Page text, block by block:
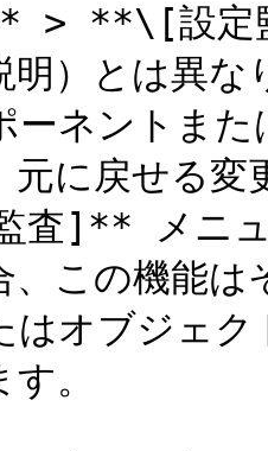
**\[設定監
明）とは異
ーネントま
元に戻せる
]** メニュ
、この機能
はオブジェ
。